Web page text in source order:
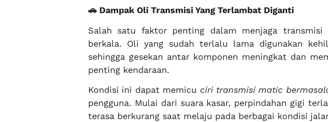
🚗 Dampak Oli Transmisi Yang Terlambat Diganti
Salah satu faktor penting dalam menjaga transmisi
berkala. Oli yang sudah terlalu lama digunakan
sehingga gesekan antar komponen meningkat dan
penting kendaraan.
Kondisi ini dapat memicu ciri transmisi matic
pengguna. Mulai dari suara kasar, perpindahan gigi
terasa berkurang saat melaju pada berbagai kondisi